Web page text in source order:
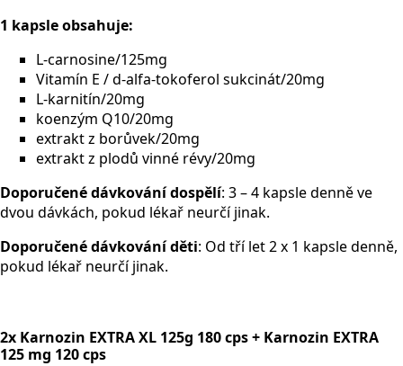
1 kapsle obsahuje:
L-carnosine/125mg
Vitamín E / d-alfa-tokoferol sukcinát/20mg
L-karnitín/20mg
koenzým Q10/20mg
extrakt z borůvek/20mg
extrakt z plodů vinné révy/20mg
Doporučené dávkování dospělí: 3 – 4 kapsle denně ve
dvou dávkách, pokud lékař neurčí jinak.
Doporučené dávkování děti: Od tří let 2 x 1 kapsle denně,
pokud lékař neurčí jinak.
2x Karnozin EXTRA XL 125g 180 cps + Karnozin EXTRA
125 mg 120 cps